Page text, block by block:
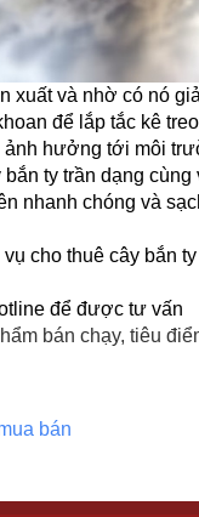
xuất và nhờ có nó
để lắp tắc kê
hưởng tới môi
ty trần dạng
nhanh chóng và
cho thuê cây bắn
để được tư vấn
bán chạy, tiêu
bán